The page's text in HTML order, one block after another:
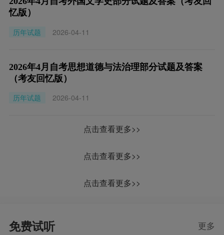
忆版）
历年试题
2026-04-11
2026年4月自考思想道德与法治理部分试题及答案
（考友回忆版）
历年试题
2026-04-11
点击查看更多>>
点击查看更多>>
点击查看更多>>
免费试听 更多